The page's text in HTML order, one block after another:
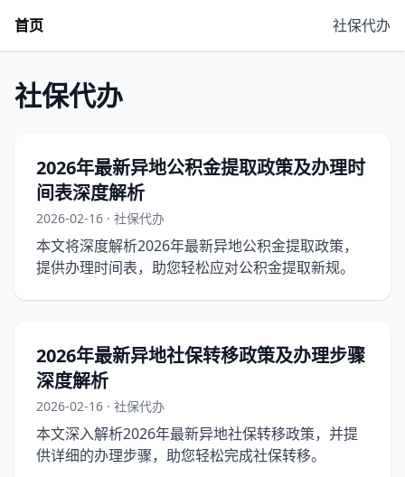
首页 社保代办
社保代办
2026年最新异地公积金提取政策及办理时
间表深度解析
2026-02-16 · 社保代办
本文将深度解析2026年最新异地公积金提取政策，
提供办理时间表，助您轻松应对公积金提取新规。
2026年最新异地社保转移政策及办理步骤
深度解析
2026-02-16 · 社保代办
本文深入解析2026年最新异地社保转移政策，并提
供详细的办理步骤，助您轻松完成社保转移。